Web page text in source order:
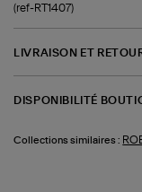
(ref-RT1407)
LIVRAISON ET
DISPONIBILITÉ
Collections similaires :